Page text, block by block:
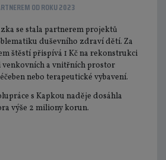
OD ROKU 2023
se stala partnerem projektů
duševního zdraví dětí. Za
štěstí přispívá 1 Kč na rekonstrukci
a vnitřních prostor
nebo terapeutické vybavení.
s Kapkou naděje dosáhla
výše 2 miliony korun.